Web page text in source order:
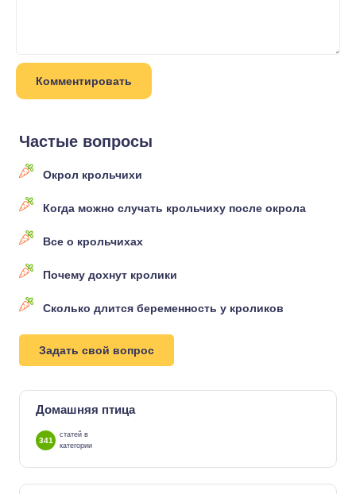
Частые вопросы
Окрол крольчихи
Когда можно случать крольчиху после окрола
Все о крольчихах
Почему дохнут кролики
Сколько длится беременность у кроликов
Задать свой вопрос
Домашняя птица
341
статей в
категории